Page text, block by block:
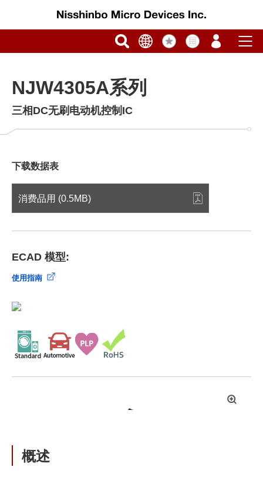
NJW4305A系列
三相DC无刷电动机控制IC
下载数据表
消费品用 (0.5MB)
ECAD 模型:
使用指南
拡
概述